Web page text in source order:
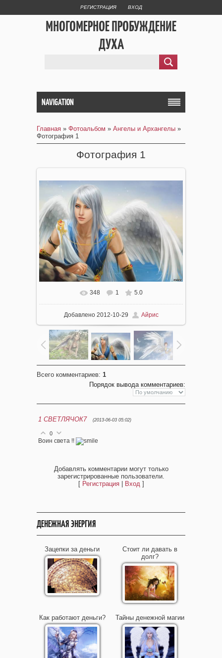
РЕГИСТРАЦИЯ ВХОД
МНОГОМЕРНОЕ ПРОБУЖДЕНИЕ
ДУХА
NAVIGATION
Главная » Фотоальбом » Ангелы и Архангелы »
Фотография 1
Фотография 1
348 1 5.0
Добавлено2012-10-29 Айрис
Всего комментариев: 1
Порядок вывода комментариев:
1 СВЕТЛЯЧОК7 (2013-06-03 05:02)
0
Воин света !!
Добавлять комментарии могут только
зарегистрированные пользователи.
[ Регистрация| Вход]
ДЕНЕЖНАЯ ЭНЕРГИЯ
Зацепки за деньги
Стоит ли давать в
долг?
Как работают деньги? Тайны денежной магии